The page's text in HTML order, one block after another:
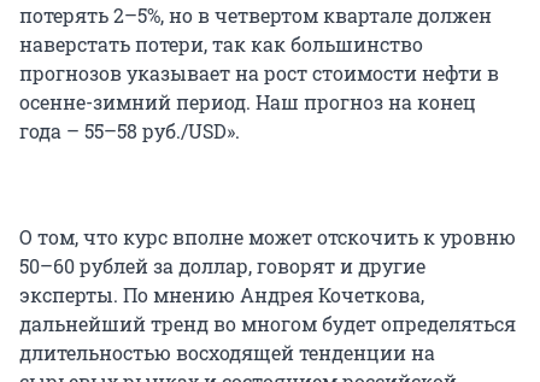
потерять 2–5%, но в четвертом квартале должен
наверстать потери, так как большинство
прогнозов указывает на рост стоимости нефти в
осенне-зимний период. Наш прогноз на конец
года – 55–58 руб./USD».
О том, что курс вполне может отскочить к уровню
50–60 рублей за доллар, говорят и другие
эксперты. По мнению Андрея Кочеткова,
дальнейший тренд во многом будет определяться
длительностью восходящей тенденции на